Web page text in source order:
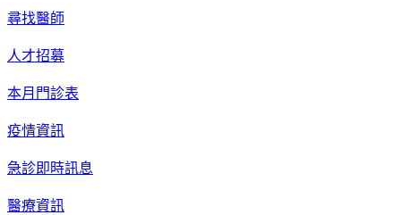
尋找醫師
人才招募
本月門診表
疫情資訊
急診即時訊息
醫療資訊